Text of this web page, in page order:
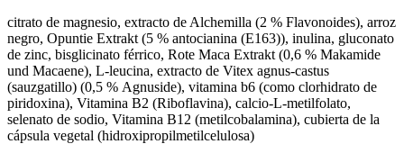
citrato de magnesio, extracto de Alchemilla (2 % Flavonoides), arroz
negro, Opuntie Extrakt (5 % antocianina (E163)), inulina, gluconato
de zinc, bisglicinato férrico, Rote Maca Extrakt (0,6 % Makamide
und Macaene), L-leucina, extracto de Vitex agnus-castus
(sauzgatillo) (0,5 % Agnuside), vitamina b6 (como clorhidrato de
piridoxina), Vitamina B2 (Riboflavina), calcio-L-metilfolato,
selenato de sodio, Vitamina B12 (metilcobalamina), cubierta de la
cápsula vegetal (hidroxipropilmetilcelulosa)